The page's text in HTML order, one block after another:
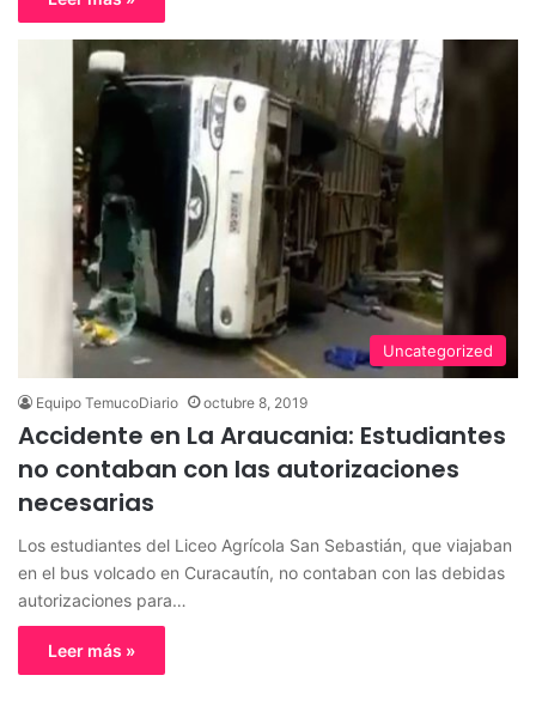
Uncategorized
Equipo TemucoDiario octubre 8, 2019
Accidente en La Araucania: Estudiantes
no contaban con las autorizaciones
necesarias
Los estudiantes del Liceo Agrícola San Sebastián, que viajaban
en el bus volcado en Curacautín, no contaban con las debidas
autorizaciones para…
Leer más »